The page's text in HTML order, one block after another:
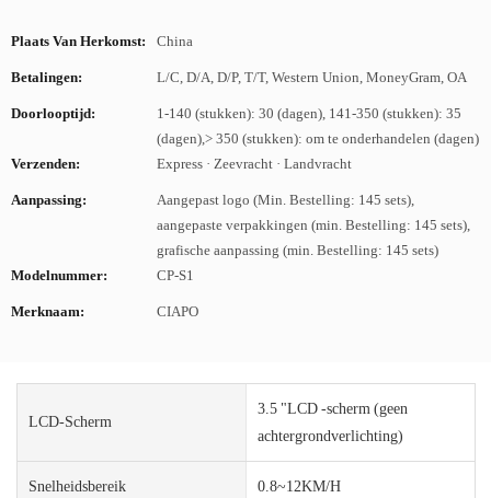
Plaats Van Herkomst: China
Betalingen: L/C, D/A, D/P, T/T, Western Union, MoneyGram, OA
Doorlooptijd:
1-140 (stukken): 30 (dagen), 141-350 (stukken): 35
(dagen),> 350 (stukken): om te onderhandelen (dagen)
Verzenden:
Express · Zeevracht · Landvracht
Aanpassing:
Aangepast logo (Min. Bestelling: 145 sets),
aangepaste verpakkingen (min. Bestelling: 145 sets),
grafische aanpassing (min. Bestelling: 145 sets)
Modelnummer:
CP-S1
Merknaam: CIAPO
LCD-Scherm
3.5 "LCD -scherm (geen
achtergrondverlichting)
Snelheidsbereik 0.8~12KM/H